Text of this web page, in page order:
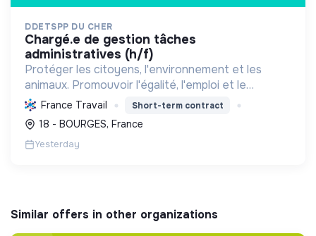
DDETSPP DU CHER
chargé.e de gestion tâches
administratives (h/f)
Protéger les citoyens, l'environnement et les
animaux. Promouvoir l'égalité, l'emploi et le
développement durable des territoires par le
déploiement de politiques publiques essentielles.
France Travail Short-term contract
18 - BOURGES, France
Yesterday
Similar offers in other organizations